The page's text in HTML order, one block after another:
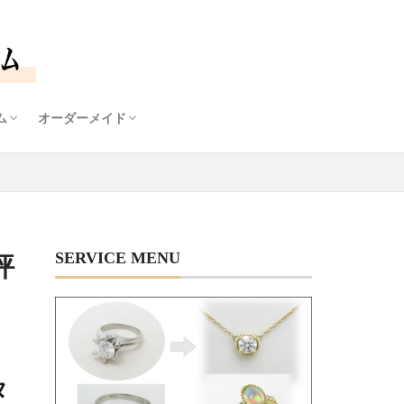
鑑定士
ムについて
ルダイヤモンドリング枠
ンドプチネックレス
オーダーメイド
オーダーメイドについて
デザイン画から生まれるあなただけのジュエリー
SERVICE MENU